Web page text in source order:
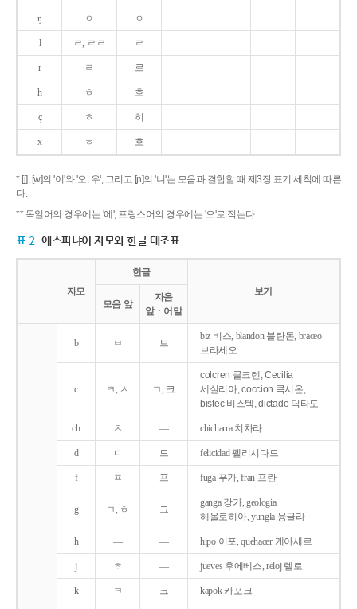
ŋ ㅇ ㅇ
l ㄹ, ㄹㄹ ㄹ
r ㄹ 르
h ㅎ 흐
ç ㅎ 히
x ㅎ 흐
* [j], [w]의 '이'와 '오, 우', 그리고 [ɲ]의 '니'는 모음과 결합할 때 제3장 표기 세칙에 따른
다.
** 독일어의 경우에는 '에', 프랑스어의 경우에는 '으'로 적는다.
표 2 에스파냐어 자모와 한글 대조표
자모
한글
보기
모음 앞
자음
앞ㆍ어말
b ㅂ 브
biz 비스, blandon 블란돈, braceo
브라세오
c ㅋ, ㅅ ㄱ, 크
colcren 콜크렌, Cecilia
세실리아, coccion 콕시온,
bistec 비스텍, dictado 딕타도
ch ㅊ ― chicharra 치차라
d ㄷ 드 felicidad 펠리시다드
f ㅍ 프 fuga 푸가, fran 프란
g ㄱ, ㅎ 그
ganga 강가, geologia
헤올로히아, yungla 융글라
h ― ― hipo 이포, quehacer 케아세르
j ㅎ ― jueves 후에베스, reloj 렐로
k ㅋ 크 kapok 카포크